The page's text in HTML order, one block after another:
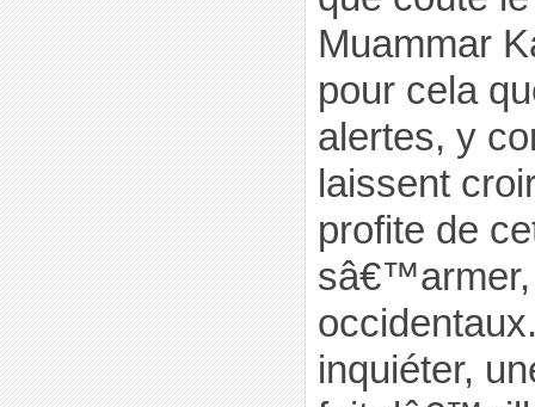
Muammar
pour cela
alertes, y
laissent
profite de
sâ€™armer,
inquiéter,